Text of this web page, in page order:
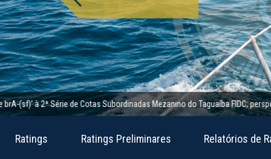
2ª Série de Cotas Subordinadas Mezanino do Taguaíba FIDC; perspectiva
Ratings Ratings Preliminares Relatórios de